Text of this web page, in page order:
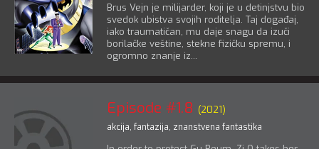
Brus Vejn je milijarder, koji je u detinjstvu bio
svedok ubistva svojih roditelja. Taj događaj,
iako traumatičan, mu daje snagu da izuči
borilačke veštine, stekne fizičku spremu, i
ogromno znanje iz...
Episode #1.8 (2021)
akcija, fantazija, znanstvena fantastika